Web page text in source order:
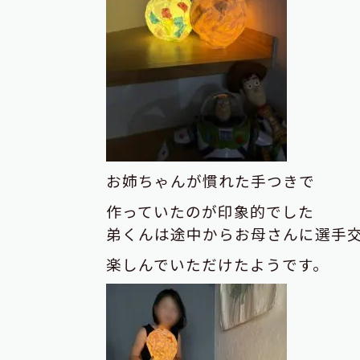
お姉ちゃんが慣れた手つきで
作っていたのが印象的でした
弟くんは途中からお母さんに選手
楽しんでいただけたようです。